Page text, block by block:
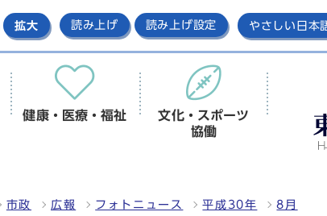
拡大 読み上げ 読み上げ設定 やさしい日本
健康・医療・福祉
文化・スポーツ
協働
市政 広報 フォトニュース 平成30年 8月